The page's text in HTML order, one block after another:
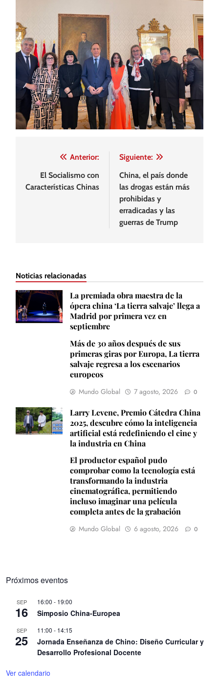
Navegación
entradas
Anterior:
El Socialismo con
Características Chinas
Siguiente:
China, el país donde
las drogas están más
prohibidas y
erradicadas y las
guerras de Trump
Noticias relacionadas
La premiada obra maestra de la
ópera china ‘La tierra salvaje’ llega a
Madrid por primera vez en
septiembre
Más de 30 años después de sus
primeras giras por Europa, La tierra
salvaje regresa a los escenarios
europeos
Mundo Global 7 agosto, 2026 0
Larry Levene, Premio Cátedra China
2025, descubre cómo la inteligencia
artificial está redefiniendo el cine y
la industria en China
El productor español pudo
comprobar como la tecnología está
transformando la industria
cinematográfica, permitiendo
incluso imaginar una película
completa antes de la grabación
Mundo Global 6 agosto, 2026 0
Próximos eventos
SEP
16
16:00 - 19:00
Simposio China-Europea
SEP
25
11:00 - 14:15
Jornada Enseñanza de Chino: Diseño Curricular y
Desarrollo Profesional Docente
Ver calendario